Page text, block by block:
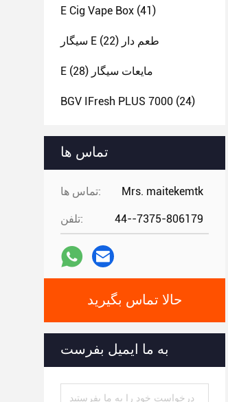
E Cig Vape Box (41)
سیگار E طعم دار (22)
E مایعات سیگار (28)
BGV IFresh PLUS 7000 (24)
تماس ها
تماس ها: Mrs. maitekemtk
تلفن: 44--7375-806179
حالا تماس بگیرید
به ما ایمیل بفرست